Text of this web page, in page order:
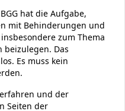
hat die Aufgabe,
mit Behinderungen und
zum Thema
Das
Es muss kein
und der
Seiten der